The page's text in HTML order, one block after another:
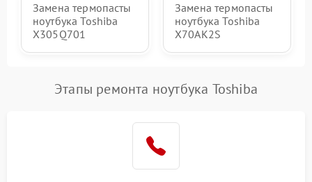
Замена термопасты
ноутбука Toshiba
X305Q701
Замена термопасты
ноутбука Toshiba
X70AK2S
Этапы ремонта ноутбука Toshiba